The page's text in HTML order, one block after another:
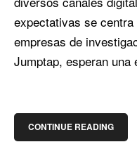
expectativas se
empresas de
Jumptap, esperan
CONTINUE READING